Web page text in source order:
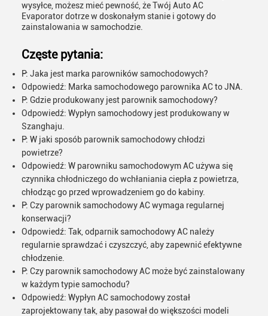
wysyłce, możesz mieć pewność, że Twój Auto AC
Evaporator dotrze w doskonałym stanie i gotowy do
zainstalowania w samochodzie.
Częste pytania:
P: Jaka jest marka parowników samochodowych?
Odpowiedź: Marka samochodowego parownika AC to JNA.
P: Gdzie produkowany jest parownik samochodowy?
Odpowiedź: Wypłyn samochodowy jest produkowany w
Szanghaju.
P: W jaki sposób parownik samochodowy chłodzi
powietrze?
Odpowiedź: W parowniku samochodowym AC używa się
czynnika chłodniczego do wchłaniania ciepła z powietrza,
chłodząc go przed wprowadzeniem go do kabiny.
P: Czy parownik samochodowy AC wymaga regularnej
konserwacji?
Odpowiedź: Tak, odparnik samochodowy AC należy
regularnie sprawdzać i czyszczyć, aby zapewnić efektywne
chłodzenie.
P: Czy parownik samochodowy AC może być zainstalowany
w każdym typie samochodu?
Odpowiedź: Wypłyn AC samochodowy został
zaprojektowany tak, aby pasował do większości modeli